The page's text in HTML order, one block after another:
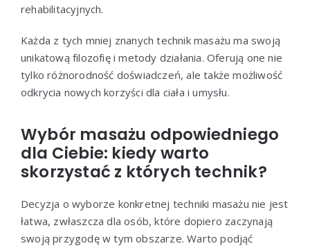
rehabilitacyjnych.
Każda z tych mniej znanych technik masażu ma swoją
unikatową filozofię i metody działania. Oferują one nie
tylko różnorodność doświadczeń, ale także możliwość
odkrycia nowych korzyści dla ciała i umysłu.
Wybór masażu odpowiedniego
dla Ciebie: kiedy warto
skorzystać z których technik?
Decyzja o wyborze konkretnej techniki masażu nie jest
łatwa, zwłaszcza dla osób, które dopiero zaczynają
swoją przygodę w tym obszarze. Warto podjąć